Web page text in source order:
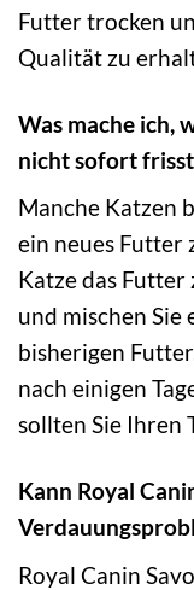
Futter trocken
Qualität zu
Was mache ich,
nicht sofort
Manche Katzen
ein neues Futter
Katze das Futter
und mischen Sie
bisherigen
nach einigen
sollten Sie Ihren
Kann Royal
Royal Canin